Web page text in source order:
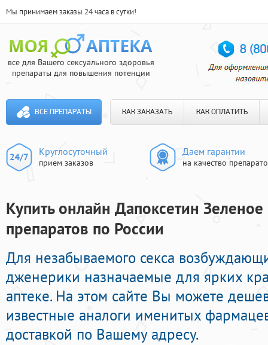
Мы принимаем заказы 24 часа в сутки!
все для Вашего сексуального здоровья
препараты для повышения потенции
ВСЕ ПРЕПАРАТЫ КАК ЗАКАЗАТЬ КАК ОПЛАТИТЬ
Круглосуточный
прием заказов
Даем гарантии
на качество
Купить онлайн Дапоксетин Зеленое
препаратов по России
Для незабываемого секса
дженерики назначаемые для ярких
аптеке. На этом сайте Вы можете
известные аналоги именитых
доставкой по Вашему адресу.